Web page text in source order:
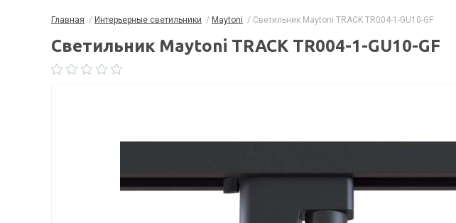
Главная / Интерьерные светильники / Maytoni / Светильник Maytoni TRACK TR004-1-GU10-GF
Светильник Maytoni TRACK TR004-1-GU10-GF